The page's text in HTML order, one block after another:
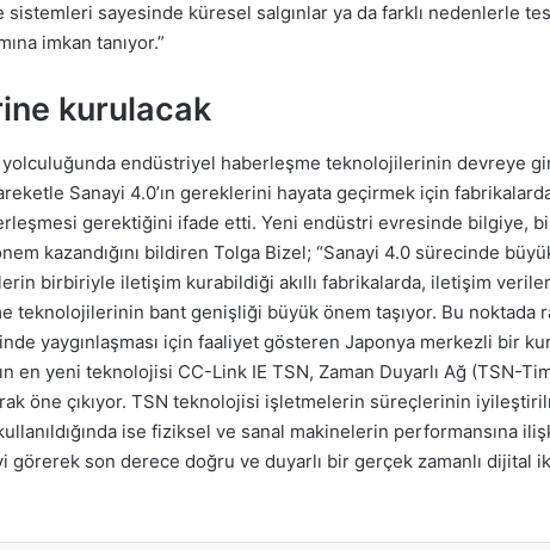
sayesinde küresel salgınlar ya da farklı nedenlerle
imkan tanıyor.”
kurulacak
yolculuğunda endüstriyel haberleşme teknolojilerinin devreye
Sanayi 4.0’ın gereklerini hayata geçirmek için
gerektiğini ifade etti. Yeni endüstri evresinde bilgiye,
kazandığını bildiren Tolga Bizel; “Sanayi 4.0 sürecinde
birbiriyle iletişim kurabildiği akıllı fabrikalarda, iletişim
teknolojilerinin bant genişliği büyük önem taşıyor. Bu noktada
yaygınlaşması için faaliyet gösteren Japonya merkezli bir
en yeni teknolojisi CC-Link IE TSN, Zaman Duyarlı Ağ (TSN-
öne çıkıyor. TSN teknolojisi işletmelerin süreçlerinin
ise fiziksel ve sanal makinelerin performansına
son derece doğru ve duyarlı bir gerçek zamanlı dijital